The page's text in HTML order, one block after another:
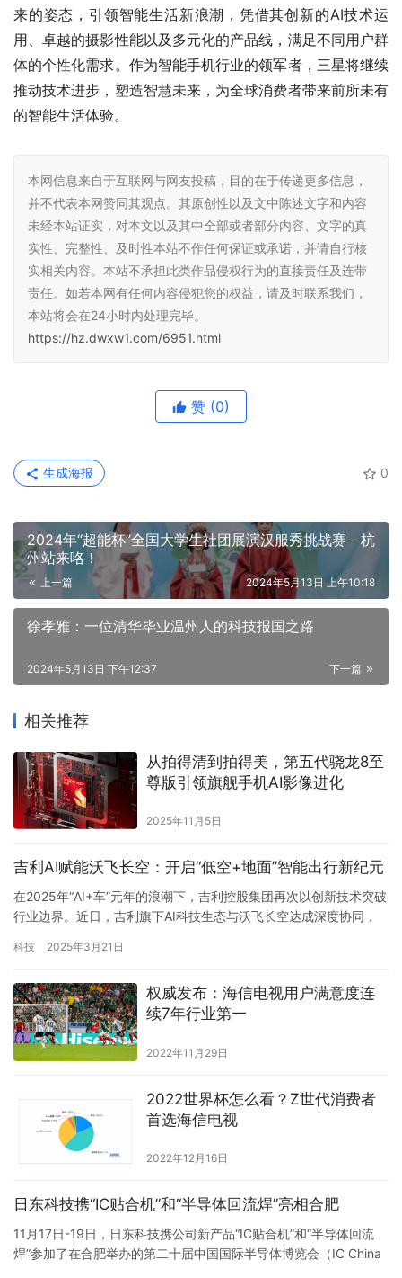
来的姿态，引领智能生活新浪潮，凭借其创新的AI技术运
用、卓越的摄影性能以及多元化的产品线，满足不同用户群
体的个性化需求。作为智能手机行业的领军者，三星将继续
推动技术进步，塑造智慧未来，为全球消费者带来前所未有
的智能生活体验。
本网信息来自于互联网与网友投稿，目的在于传递更多信息，
并不代表本网赞同其观点。其原创性以及文中陈述文字和内容
未经本站证实，对本文以及其中全部或者部分内容、文字的真
实性、完整性、及时性本站不作任何保证或承诺，并请自行核
实相关内容。本站不承担此类作品侵权行为的直接责任及连带
责任。如若本网有任何内容侵犯您的权益，请及时联系我们，
本站将会在24小时内处理完毕。
https://hz.dwxw1.com/6951.html
赞 (0)
0
生成海报
2024年“超能杯”全国大学生社团展演汉服秀挑战赛－杭
州站来咯！
上一篇 2024年5月13日 上午10:18
徐孝雅：一位清华毕业温州人的科技报国之路
下一篇
2024年5月13日 下午12:37
相关推荐
从拍得清到拍得美，第五代骁龙8至
尊版引领旗舰手机AI影像进化
2025年11月5日
吉利AI赋能沃飞长空：开启“低空+地面”智能出行新纪元
在2025年“AI+车”元年的浪潮下，吉利控股集团再次以创新技术突破
行业边界。近日，吉利旗下AI科技生态与沃飞长空达成深度协同，
色智能交通网络，引领未来出行新范式。 AI技术底座：驱动低空飞
主力产品AE200电动垂直起降航空器（eVTO…
科技 2025年3月21日
权威发布：海信电视用户满意度连
续7年行业第一
2022年11月29日
2022世界杯怎么看？Z世代消费者
首选海信电视
2022年12月16日
日东科技携“IC贴合机”和“半导体回流焊”亮相合肥
11月17日-19日，日东科技携公司新产品“IC贴合机”和“半导体回流
焊”参加了在合肥举办的第二十届中国国际半导体博览会（IC China